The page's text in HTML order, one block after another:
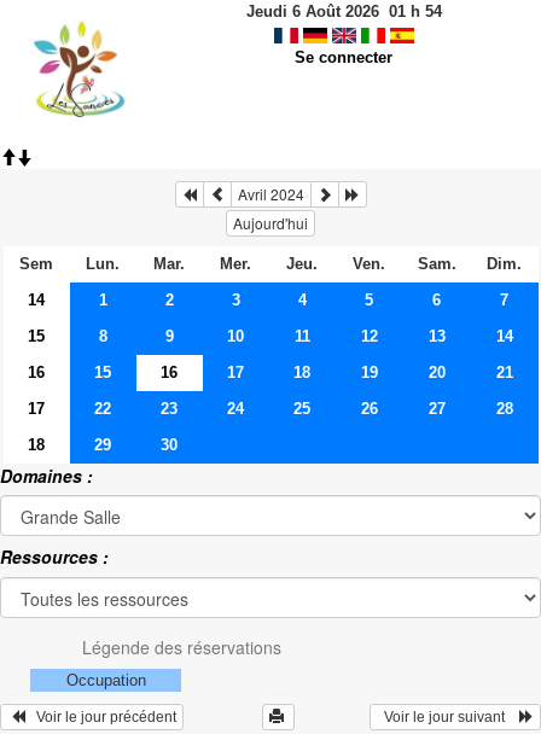
Jeudi 6 Août 2026 01h 54
Se connecter
Avril 2024
Aujourd'hui
Sem Lun. Mar. Mer. Jeu. Ven. Sam.
Dim.
14
1 2 3 4 5 6
7
15
8 9 10 11 12 13
14
16
15 16 17 18 19 20
21
17
22 23 24 25 26 27
28
18
29 30
Domaines :
Ressources :
Légende des réservations
Occupation
   Voir le jour précédent
  Voir le jour suivant